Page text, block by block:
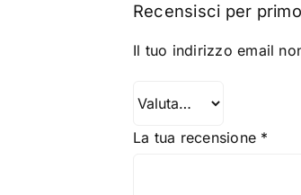
Recensisci per
Il tuo indirizzo email
La tua recensione *